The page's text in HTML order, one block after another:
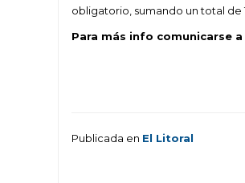
obligatorio, sumando un total de
Para más info comunicarse a
Publicada en El Litoral